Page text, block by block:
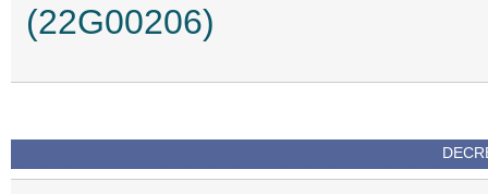
(22G00206)